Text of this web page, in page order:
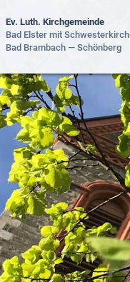
Ev. Luth. Kirchgemeinde
Bad Elster mit
Bad Brambach — Schönberg